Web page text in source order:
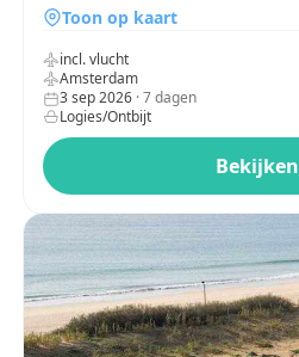
Toon op kaart
incl. vlucht
Amsterdam
3 sep 2026 ·7dagen
Logies/Ontbijt
Bekijken